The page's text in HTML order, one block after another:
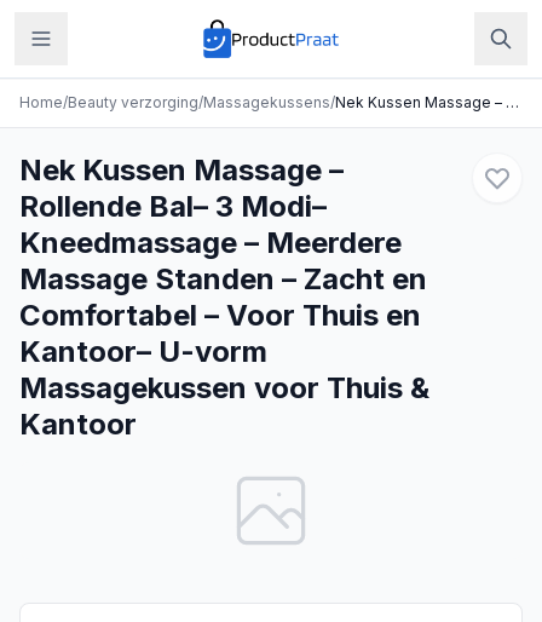
Home/Beauty verzorging/Massagekussens/ Nek Kussen Massage – Rollende Bal– 3 Modi– Kneedmassage – Meerdere Massage Standen – Zacht en Comfortabel – Voor Thuis en Kantoor– U-vorm Massagekussen voor Thuis & Kantoor
Nek Kussen Massage –
Rollende Bal– 3 Modi–
Kneedmassage – Meerdere
Massage Standen – Zacht en
Comfortabel – Voor Thuis en
Kantoor– U-vorm
Massagekussen voor Thuis &
Kantoor